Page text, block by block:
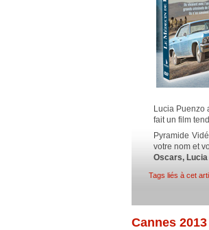
Lucia Puenzo
fait un film
Pyramide
votre nom et
Oscars,
Tags liés à cet
Cannes